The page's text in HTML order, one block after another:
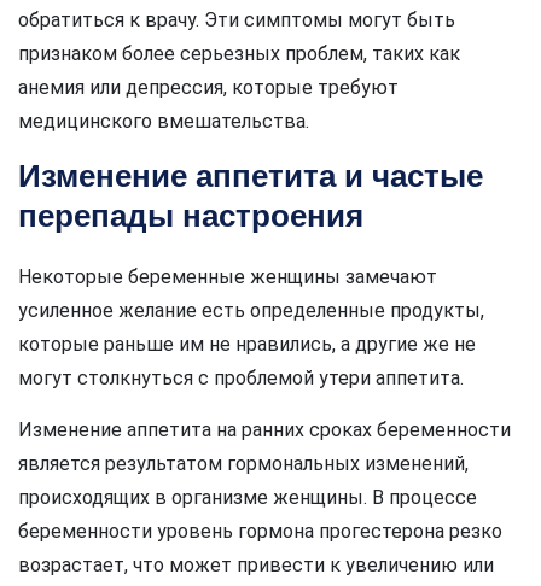
обратиться к врачу. Эти симптомы могут быть
признаком более серьезных проблем, таких как
анемия или депрессия, которые требуют
медицинского вмешательства.
Изменение аппетита и частые
перепады настроения
Некоторые беременные женщины замечают
усиленное желание есть определенные продукты,
которые раньше им не нравились, а другие же не
могут столкнуться с проблемой утери аппетита.
Изменение аппетита на ранних сроках беременности
является результатом гормональных изменений,
происходящих в организме женщины. В процессе
беременности уровень гормона прогестерона резко
возрастает, что может привести к увеличению или